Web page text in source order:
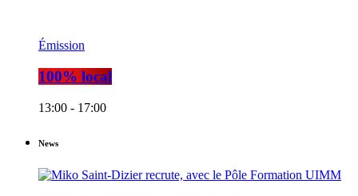
Émission
100% local
13:00 - 17:00
News